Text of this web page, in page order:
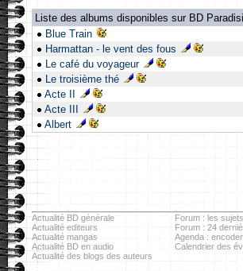
Liste des albums disponibles sur BD
Blue Train
Harmattan - le vent des fous
Le café du voyageur
Le troisième thé
Acte II
Acte III
Albert
Actualité BD générale
Actualité editeurs
Actualité mangas
Actualité BD en audio
Actualité des blogs des auteurs
Forum : les sujets
Forum : 24
Agenda :
Calendrier des